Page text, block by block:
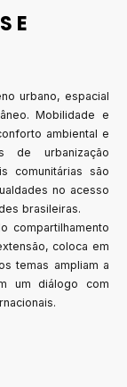
E
urbano, espacial
Mobilidade e
ambiental e
de urbanização
comunitárias são
no acesso
brasileiras.
compartilhamento
coloca em
temas ampliam a
um diálogo com